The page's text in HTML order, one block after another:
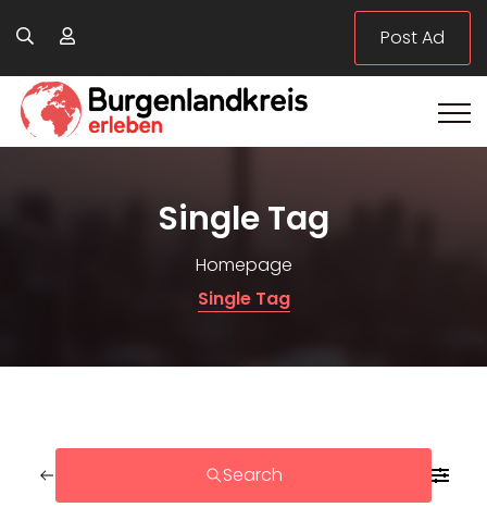
Post Ad
Single Tag
Homepage
Single Tag
Search